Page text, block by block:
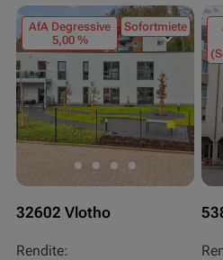
AfA Degressive
5,00 %
Sofortmiete
32602 Vlotho
Rendite: